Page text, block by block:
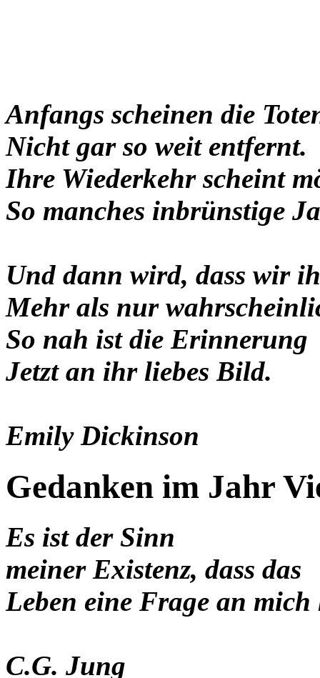
Anfangs scheinen die
Nicht gar so weit entfernt.
Ihre Wiederkehr scheint
So manches inbrünstige
Und dann wird, dass wir
Mehr als nur
So nah ist die Erinnerung
Jetzt an ihr liebes Bild.
Emily Dickinson
Gedanken im Jahr
Es ist der Sinn
meiner Existenz, dass das
Leben eine Frage an mich
C.G. Jung